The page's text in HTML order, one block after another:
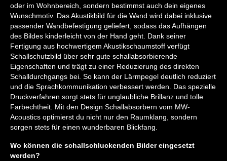
oder im Wohnbereich, sondern bestimmst auch dein eigenes
Wunschmotiv. Das Akustikbild für die Wand wird dabei inklusive
passender Wandbefestigung geliefert, sodass das Aufhängen
des Bildes kinderleicht von der Hand geht. Dank seiner
Fertigung aus hochwertigem Akustikschaumstoff verfügt
Schallschutzbild über sehr gute schallabsorbierende
Eigenschaften und trägt zu einer Reduzierung des direkten
Schalldurchgangs bei. So kann der Lärmpegel deutlich reduziert
und die Sprachkommunikation verbessert werden. Das spezielle
Druckverfahren sorgt stets für unglaubliche Brillanz und tolle
Farbechtheit. Mit den Design Schallabsorbern vom MW-
Acoustics optimierst du nicht nur den Raumklang, sondern
sorgen stets für einen wunderbaren Blickfang.
Wo können die schallschluckenden Bilder eingesetzt
werden?